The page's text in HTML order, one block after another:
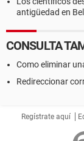
antigüedad en
CONSULTA
Como eliminar
Redireccionar
Regístrate aquí